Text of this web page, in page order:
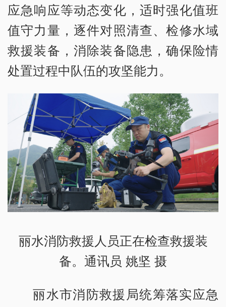
应急响应等动态变化，适时强化值班
值守力量，逐件对照清查、检修水域
救援装备，消除装备隐患，确保险情
处置过程中队伍的攻坚能力。
丽水消防救援人员正在检查救援装
备。通讯员 姚坚 摄
丽水市消防救援局统筹落实应急